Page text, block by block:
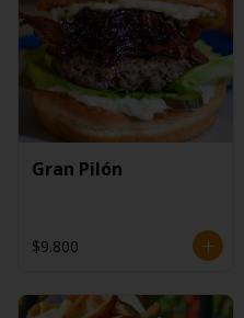
Gran Pilón
$9.800